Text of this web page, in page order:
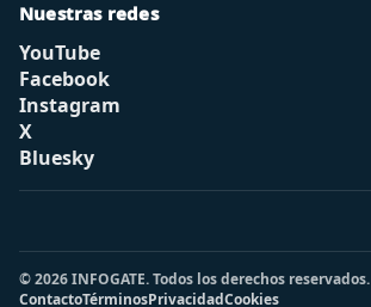
Nuestras redes
YouTube
Facebook
Instagram
X
Bluesky
© 2026 INFOGATE. Todos los derechos reservados.
ContactoTérminosPrivacidadCookies